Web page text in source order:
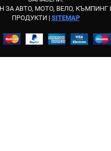
ЗА АВТО, МОТО, ВЕЛО, КЪМПИНГ
ПРОДУКТИ | SITEMAP